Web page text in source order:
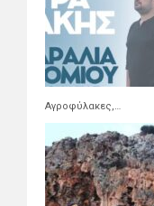
Αγροφύλακες,…